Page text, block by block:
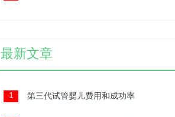
最新文章
1 第三代试管婴儿费用和成功率